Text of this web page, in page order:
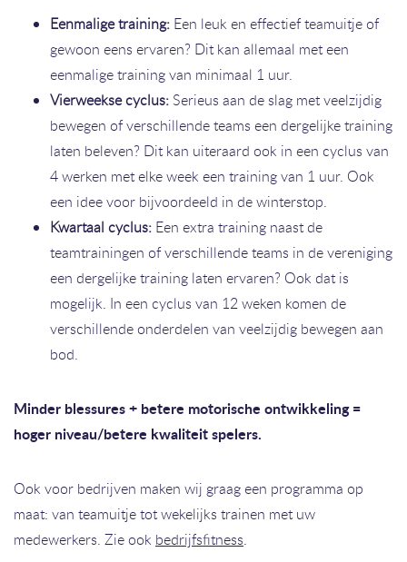
Eenmalige training: Een leuk en effectief teamuitje of
gewoon eens ervaren? Dit kan allemaal met een
eenmalige training van minimaal 1 uur.
Vierweekse cyclus: Serieus aan de slag met veelzijdig
bewegen of verschillende teams een dergelijke training
laten beleven? Dit kan uiteraard ook in een cyclus van
4 werken met elke week een training van 1 uur. Ook
een idee voor bijvoordeeld in de winterstop.
Kwartaal cyclus: Een extra training naast de
teamtrainingen of verschillende teams in de vereniging
een dergelijke training laten ervaren? Ook dat is
mogelijk. In een cyclus van 12 weken komen de
verschillende onderdelen van veelzijdig bewegen aan
bod.
Minder blessures + betere motorische ontwikkeling =
hoger niveau/betere kwaliteit spelers.
Ook voor bedrijven maken wij graag een programma op
maat: van teamuitje tot wekelijks trainen met uw
medewerkers. Zie ook bedrijfsfitness.